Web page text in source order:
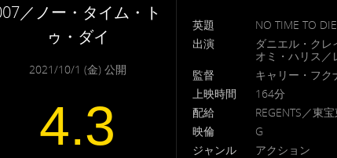
／ノー・タイム・ト
ゥ・ダイ
2021/10/1 (金) 公開
4.3
英題
NO TIME TO DIE
出演
ダニエル・ク
オミ・ハリス
監督
キャリー・フク
上映時間
164分
配給
REGENTS／東
映倫
G
ジャンル
アクション